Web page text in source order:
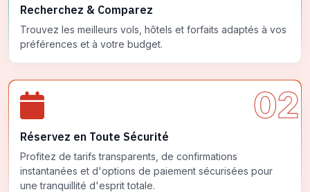
Recherchez & Comparez
Trouvez les meilleurs vols, hôtels et forfaits adaptés à vos
préférences et à votre budget.
02
Réservez en Toute Sécurité
Profitez de tarifs transparents, de confirmations
instantanées et d'options de paiement sécurisées pour
une tranquillité d'esprit totale.